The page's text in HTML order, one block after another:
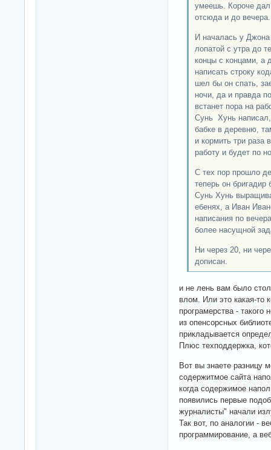
умеешь. Короче дал
отсюда и до вечера.
И началась у Джона
лопатой с утра до
концы с концами, а
написать строку
шел бы он спать,
ночи, да и правда
встанет пора на
Сунь Хунь написал,
бабке в деревню,
и кормить три раза
работу и будет по
С тех пор прошло
теперь он бригадир
Сунь Хунь
ебенях, а Иван
написания по
более насущной
Ни через 20, ни
дописан.
и не лень вам было
влом. Или это какая-то
програмерства - такого
из опенсорсных
прикладывается
Плюс техподдержка,
Вот вы знаете разницу
содержитмое сайта
когда содержимое
появились первые
журналисты" начали
Так вот, по аналогии -
программирование, а